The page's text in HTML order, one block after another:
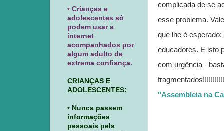
complicada de se
esse problema.
que lhe é
educadores. E isto
com urgência -
"Assembleia na
• Crianças e
adolescentes só
podem usar a
internet
acompanhados por
algum adulto de
extrema confiança.
CRIANÇAS E
ADOLESCENTES:
• Nunca passem
informações
pessoais pela